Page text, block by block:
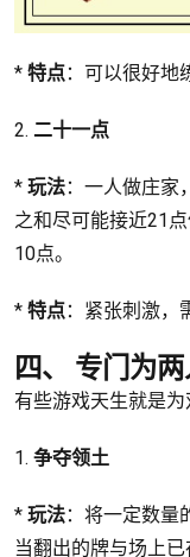
* 特点：可以很好地
2. 二十一点
* 玩法：一人做庄家
之和尽可能接近21
10点。
* 特点：紧张刺激，
四、 专门为
有些游戏天生就是为
1. 争夺领土
* 玩法：将一定数量
当翻出的牌与场上